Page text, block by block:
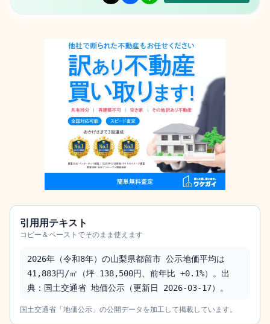
引用用テキスト
コピー＆ペーストでそのまま使えます
2026年（令和8年）の山梨県都留市 公示地価平均は
41,883円/㎡（坪 138,500円、前年比 +0.1%）。出
典：国土交通省 地価公示（更新日 2026-03-17）。
国土交通省「地価公示」の公開データを加工して掲載しています。